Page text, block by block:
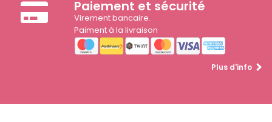
Paiement et sécurité
Virement bancaire.
Paiment à la livraison
Plus d'info